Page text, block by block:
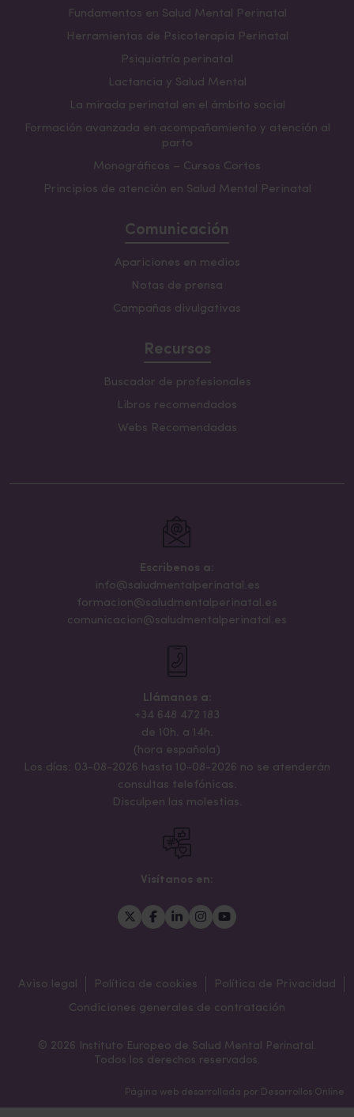
Fundamentos en Salud Mental Perinatal
Herramientas de Psicoterapia Perinatal
Psiquiatría perinatal
Lactancia y Salud Mental
La mirada perinatal en el ámbito social
Formación avanzada en acompañamiento y atención al
parto
Monográficos – Cursos Cortos
Principios de atención en Salud Mental Perinatal
Comunicación
Apariciones en medios
Notas de prensa
Campañas divulgativas
Recursos
Buscador de profesionales
Libros recomendados
Webs Recomendadas
Escribenos a:
info@saludmentalperinatal.es
formacion@saludmentalperinatal.es
comunicacion@saludmentalperinatal.es
Llámanos a:
+34 648 472 183
de 10h. a 14h.
(hora española)
Los días: 03-08-2026 hasta 10-08-2026 no se atenderán
consultas telefónicas.
Disculpen las molestias.
Visítanos en:
Aviso legal Política de cookies
Política de Privacidad
Condiciones generales de contratación
© 2026 Instituto Europeo de Salud Mental Perinatal.
Todos los derechos reservados.
Página web desarrollada por Desarrollos Online